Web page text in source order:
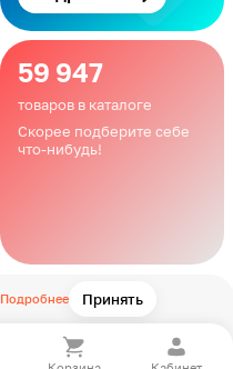
59 947
товаров в каталоге
Скорее подберите себе
что-нибудь!
Подробнее Принять